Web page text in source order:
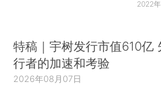
2022
特稿｜宇树发行市值610亿
行者的加速和考验
2026年08月07日